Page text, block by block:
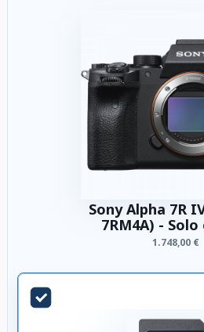
Sony Alpha 7R
7RM4A) -
1.748,00 €